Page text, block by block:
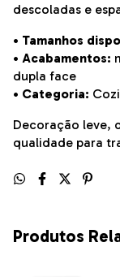
descoladas e
• Tamanhos
• Acabamentos:
dupla face
• Categoria:
Decoração leve,
qualidade para
Produtos